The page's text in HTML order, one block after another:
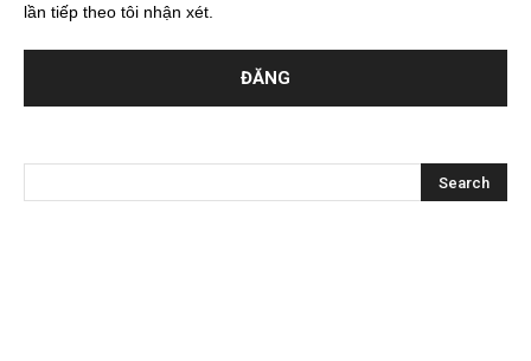
lần tiếp theo tôi nhận xét.